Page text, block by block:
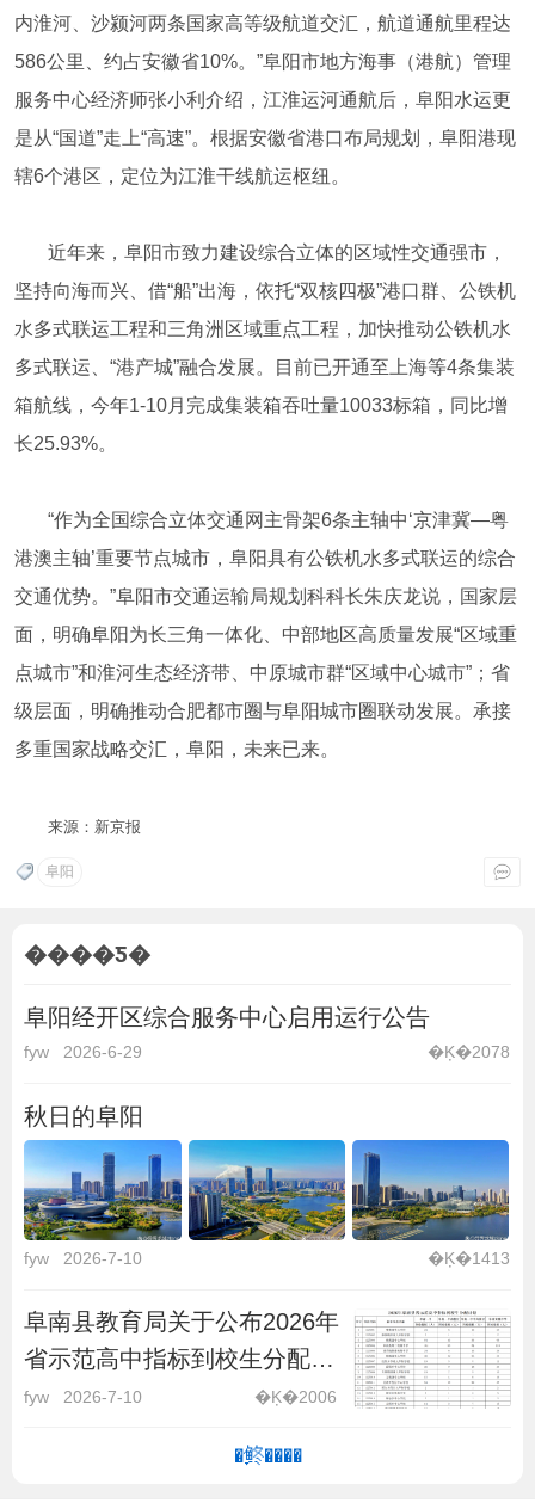
内淮河、沙颍河两条国家高等级航道交汇，航道通航里程达
586公里、约占安徽省10%。”阜阳市地方海事（港航）管理
服务中心经济师张小利介绍，江淮运河通航后，阜阳水运更
是从“国道”走上“高速”。根据安徽省港口布局规划，阜阳港现
辖6个港区，定位为江淮干线航运枢纽。
近年来，阜阳市致力建设综合立体的区域性交通强市，
坚持向海而兴、借“船”出海，依托“双核四极”港口群、公铁机
水多式联运工程和三角洲区域重点工程，加快推动公铁机水
多式联运、“港产城”融合发展。目前已开通至上海等4条集装
箱航线，今年1-10月完成集装箱吞吐量10033标箱，同比增
长25.93%。
“作为全国综合立体交通网主骨架6条主轴中‘京津冀—粤
港澳主轴’重要节点城市，阜阳具有公铁机水多式联运的综合
交通优势。”阜阳市交通运输局规划科科长朱庆龙说，国家层
面，明确阜阳为长三角一体化、中部地区高质量发展“区域重
点城市”和淮河生态经济带、中原城市群“区域中心城市”；省
级层面，明确推动合肥都市圈与阜阳城市圈联动发展。承接
多重国家战略交汇，阜阳，未来已来。
来源：新京报
阜阳
����Ƽ�
阜阳经开区综合服务中心启用运行公告
fyw 2026-6-29 �Ķ�2078
秋日的阜阳
fyw 2026-7-10 �Ķ�1413
阜南县教育局关于公布2026年
省示范高中指标到校生分配计
划的通知
fyw 2026-7-10 �Ķ�2006
�鿴����